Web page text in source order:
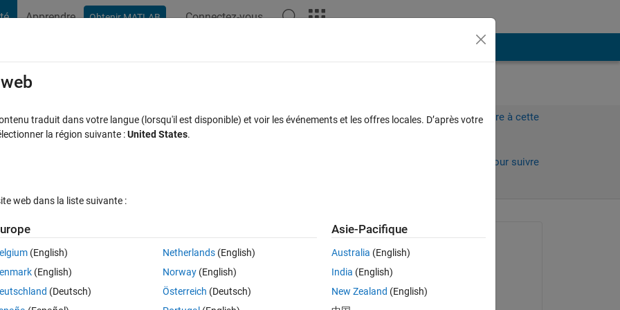
Apprendre Obtenir MATLAB Connectez-vous
Connectez-vous pour répondre à cette
Connectez-vous pour suivre
Afficher commentaires plus anciens
it for a very important project. I am hoping to use a .grd file to plot a
data (my results) over it.  However, I am really struggling to plot the
P_L
le 24 Fév 2019
traduit dans votre langue (lorsqu'il est disponible) et voir les événements et les offres locales. D’après votre
la région suivante :United States.
web dans la liste suivante :
(English)
(English)
(Deutsch)
Netherlands(English)
Norway(English)
Österreich (Deutsch)
Asie-Pacifique
Australia (English)
India (English)
New Zealand (English)